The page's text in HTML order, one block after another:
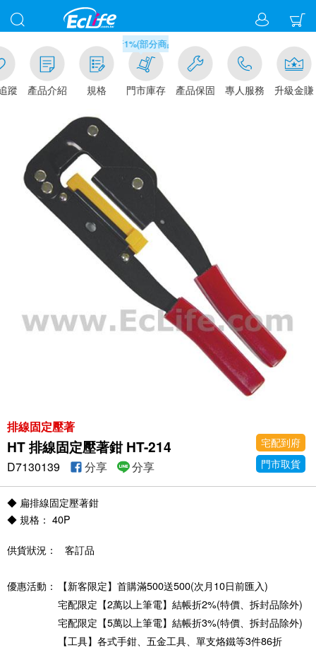
蹤 產品介紹 規格
滿千元門市取貨現折1%(部分商品不適用)-請點我看
門市庫存 產品保固 專人服務 升級金賺
排線固定壓著
HT 排線固定壓著鉗 HT-214
宅配到府
門市取貨
D7130139 分享 分享
◆ 扁排線固定壓著鉗
◆ 規格： 40P
供貨狀況： 客訂品
優惠活動：
【新客限定】首購滿500送500(次月10日前匯入)
宅配限定【2萬以上筆電】結帳折2%(特價、拆封品除外)
宅配限定【5萬以上筆電】結帳折3%(特價、拆封品除外)
【工具】各式手鉗、五金工具、單支烙鐵等3件86折